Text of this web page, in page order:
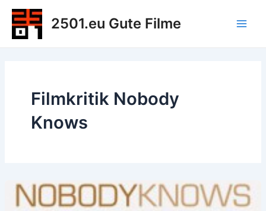
Zum
Inhalt
springen
2501.eu Gute Filme
Filmkritik Nobody
Knows